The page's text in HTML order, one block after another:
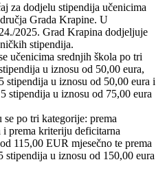
za dodjelu stipendija učenicima
Grada Krapine. U
2025. Grad Krapina dodjeljuje
stipendija.
učenicima srednjih škola po tri
u iznosu od 50,00 eura,
stipendija u iznosu od 50,00 eura i
stipendija u iznosu od 75,00 eura
po tri kategorije: prema
prema kriteriju deficitarna
115,00 EUR mjesečno te prema
stipendija u iznosu od 150,00 eura